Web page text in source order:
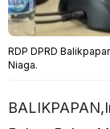
RDP DPRD
Niaga.